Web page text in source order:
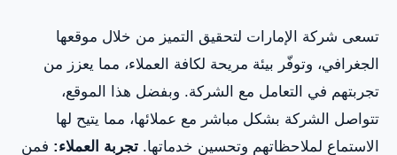
تسعى شركة الإمارات لتحقيق التميز من خلال موقعها
الجغرافي، وتوفّر بيئة مريحة لكافة العملاء، مما يعزز من
تجربتهم في التعامل مع الشركة. وبفضل هذا الموقع،
تتواصل الشركة بشكل مباشر مع عملائها، مما يتيح لها
الاستماع لملاحظاتهم وتحسين خدماتها. تجربة العملاء: فمن